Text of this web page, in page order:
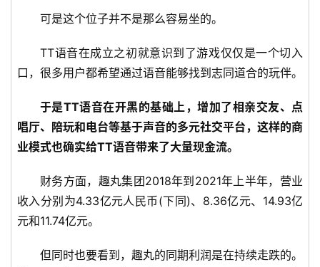
可是这个位子并不是那么容易坐的。
TT语音在成立之初就意识到了游戏仅仅是一个切入
口，很多用户都希望通过语音能够找到志同道合的玩伴。
于是TT语音在开黑的基础上，增加了相亲交友、点
唱厅、陪玩和电台等基于声音的多元社交平台，这样的商
业模式也确实给TT语音带来了大量现金流。
财务方面，趣丸集团2018年到2021年上半年，营业
收入分别为4.33亿元人民币(下同)、8.36亿元、14.93亿
元和11.74亿元。
但同时也要看到，趣丸的同期利润是在持续走跌的。